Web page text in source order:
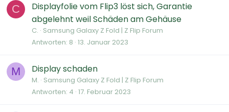
C
Displayfolie vom Flip3 löst sich, Garantie
abgelehnt weil Schäden am Gehäuse
C. Samsung Galaxy Z Fold | Z Flip Forum
Antworten 8 13. Januar 2023
M Display schaden
M. Samsung Galaxy Z Fold | Z Flip Forum
Antworten 4 17. Februar 2023